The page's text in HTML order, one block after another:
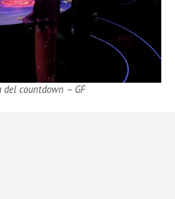
countdown – GF